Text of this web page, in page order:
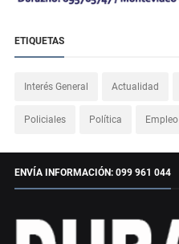
ETIQUETAS
Interés General Actualidad
Policiales Política Empleo
ENVÍA INFORMACIÓN: 099 961 044